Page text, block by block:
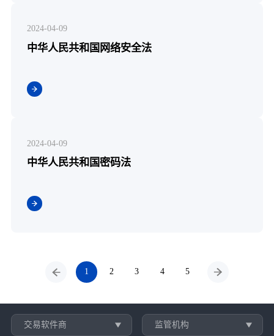
2024-04-09
中华人民共和国网络安全法
2024-04-09
中华人民共和国密码法
1 2 3 4 5
交易软件商 监管机构